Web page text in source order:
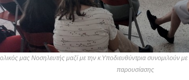
μας Νοσηλευτής μαζί με την κ.Υποδιευθύντρια συνομιλούν με
παρουσίασης